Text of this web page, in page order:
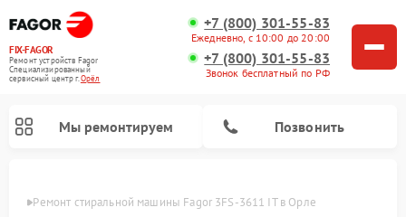
FIX-FAGOR
Ремонт устройств Fagor
Специализированный
cервисный центр г.Орёл
+7 (800) 301-55-83
Ежедневно, с 10:00 до 20:00
+7 (800) 301-55-83
Звонок бесплатный по РФ
Мы ремонтируем Позвонить
Ремонт стиральной машины Fagor 3FS-3611 IT в Орле